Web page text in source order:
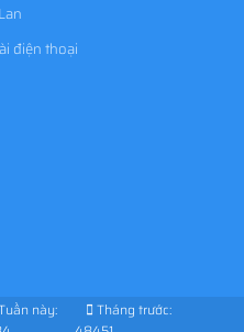
điện thoại
này:
Tháng trước: